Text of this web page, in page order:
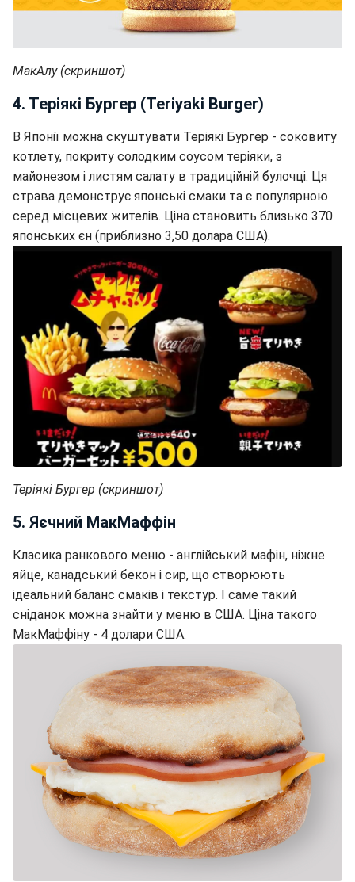
МакАлу (скриншот)
4. Теріякі Бургер (Teriyaki Burger)
В Японії можна скуштувати Теріякі Бургер - соковиту
котлету, покриту солодким соусом теріяки, з
майонезом і листям салату в традиційній булочці. Ця
страва демонструє японські смаки та є популярною
серед місцевих жителів. Ціна становить близько 370
японських єн (приблизно 3,50 долара США).
Теріякі Бургер (скриншот)
5. Яєчний МакМаффін
Класика ранкового меню - англійський мафін, ніжне
яйце, канадський бекон і сир, що створюють
ідеальний баланс смаків і текстур. І саме такий
сніданок можна знайти у меню в США. Ціна такого
МакМаффіну - 4 долари США.